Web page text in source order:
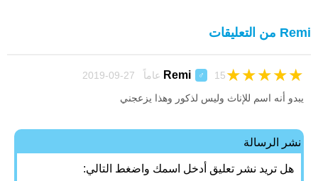
Remi من التعليقات
Remi ♂ 15 عاماً 27-09-2019 ★
★
★
★
★
يبدو أنه اسم للإناث وليس لذكور وهذا يزعجني
نشر الرسالة
هل تريد نشر تعليق أدخل اسمك واضغط التالي: